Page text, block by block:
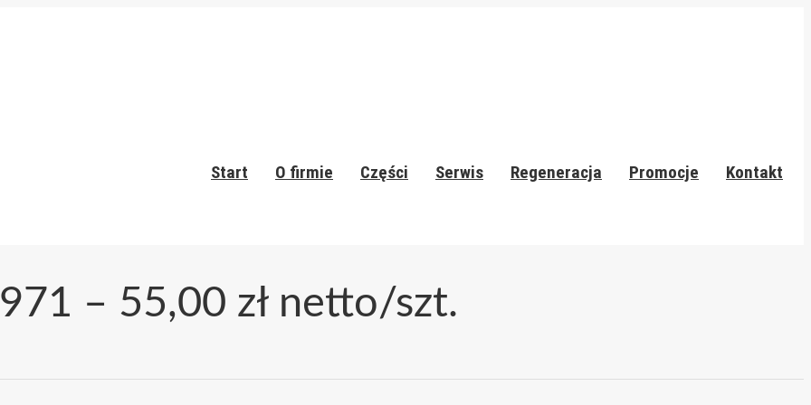
Start O firmie Części Serwis Regeneracja Promocje Kontakt
– 55,00 zł netto/szt.